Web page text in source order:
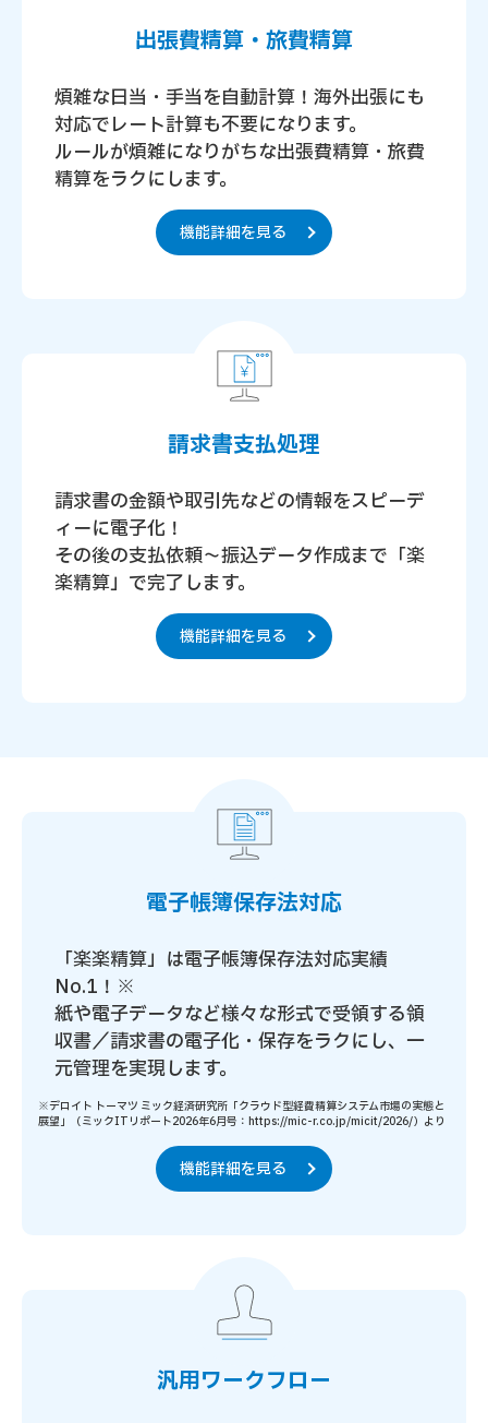
出張費精算・旅費精算
煩雑な日当・手当を自動計算！海外出張にも
対応でレート計算も不要になります。
ルールが煩雑になりがちな出張費精算・旅費
精算をラクにします。
機能詳細を見る
請求書支払処理
請求書の金額や取引先などの情報をスピーデ
ィーに電子化！
その後の支払依頼～振込データ作成まで「楽
楽精算」で完了します。
機能詳細を見る
電子帳簿保存法対応
「楽楽精算」は電子帳簿保存法対応実績
No.1！※
紙や電子データなど様々な形式で受領する領
収書／請求書の電子化・保存をラクにし、一
元管理を実現します。
※デロイト トーマツ ミック経済研究所「クラウド型経費精算システム市場の実態と
展望」（ミックITリポート2026年6月号：https://mic-r.co.jp/micit/2026/）より
機能詳細を見る
汎用ワークフロー